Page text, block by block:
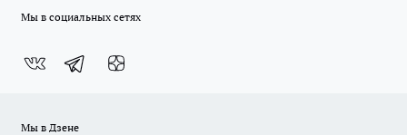
Мы в социальных сетях
Мы в Дзене